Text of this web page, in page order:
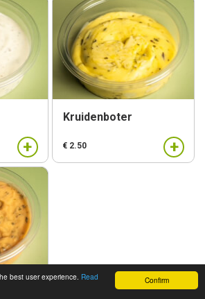
Confirm
best user experience. Read
+
Kruidenboter
€ 2.50 +